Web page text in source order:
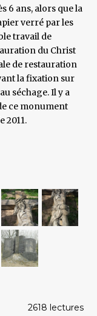
6 ans, alors que la
verré par les
travail de
du Christ
de restauration
la fixation sur
séchage. Il y a
ce monument
2011.
2618 lectures